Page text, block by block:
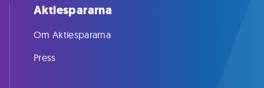
Aktiespararna
Om Aktiespararna
Press